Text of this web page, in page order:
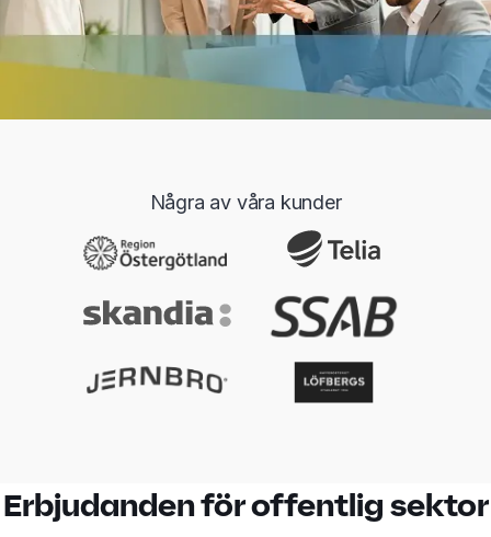
Några av våra kunder
Erbjudanden för offentlig sektor